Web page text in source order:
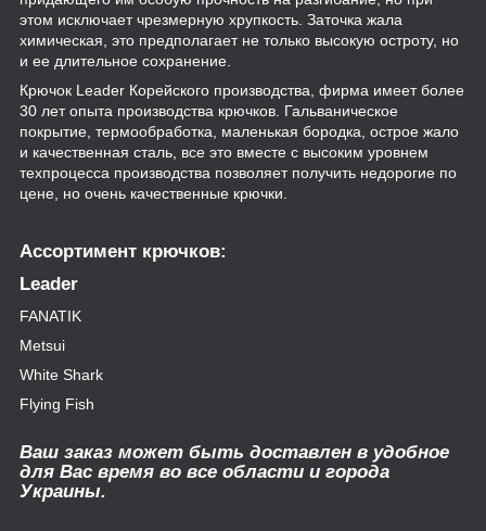
этом исключает чрезмерную хрупкость. Заточка жала
химическая, это предполагает не только высокую остроту, но
и ее длительное сохранение.
Крючок Leader Корейского производства, фирма имеет более
30 лет опыта производства крючков. Гальваническое
покрытие, термообработка, маленькая бородка, острое жало
и качественная сталь, все это вместе с высоким уровнем
техпроцесса производства позволяет получить недорогие по
цене, но очень качественные крючки.
Ассортимент крючков:
Leader
FANATIK
Metsui
White Shark
Flying Fish
Ваш заказ может быть доставлен в удобное
для Вас время во все области и города
Украины.